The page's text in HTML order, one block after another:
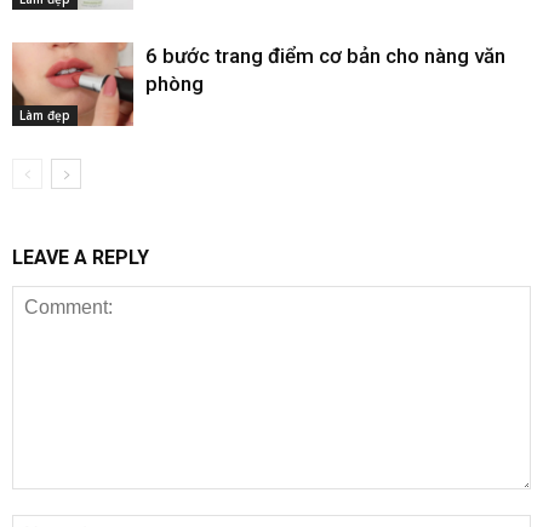
Làm đẹp
6 bước trang điểm cơ bản cho nàng văn
phòng
LEAVE A REPLY